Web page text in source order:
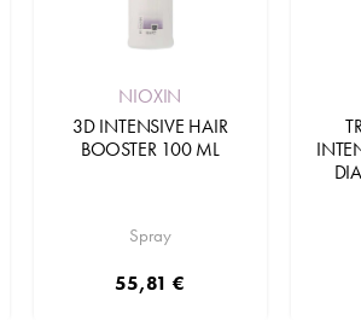
NIOXIN
3D INTENSIVE HAIR
BOOSTER 100 ML
Spray
55,81 €